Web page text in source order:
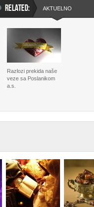
RELATED: AKTUELNO
Razlozi prekida naše
veze sa Poslanikom
a.s.